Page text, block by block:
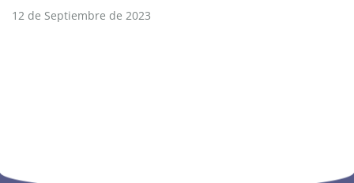
12 de Septiembre de 2023